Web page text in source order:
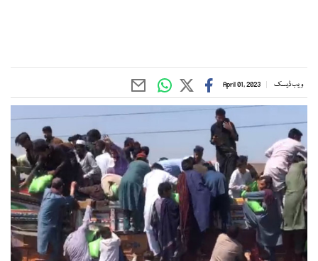
ویب ڈیسک April 01, 2023